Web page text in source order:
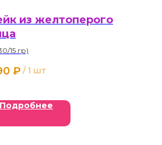
из желтоперого
15 гр)
₽ / 1 шт
Подробнее